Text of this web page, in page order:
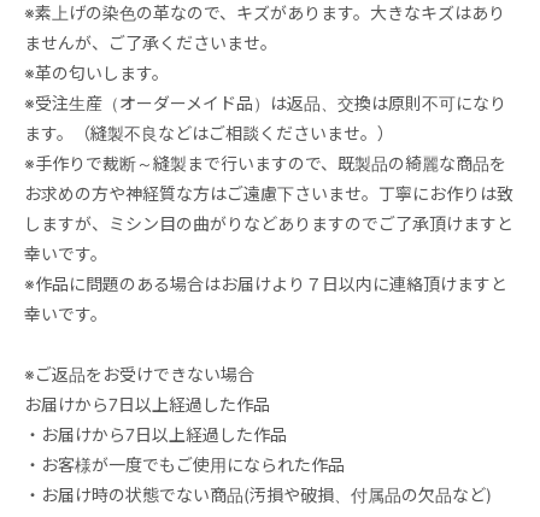
※素上げの染色の革なので、キズがあります。大きなキズはあり
ませんが、ご了承くださいませ。
※革の匂いします。
※受注生産（オーダーメイド品）は返品、交換は原則不可になり
ます。（縫製不良などはご相談くださいませ。）
※手作りで裁断～縫製まで行いますので、既製品の綺麗な商品を
お求めの方や神経質な方はご遠慮下さいませ。丁寧にお作りは致
しますが、ミシン目の曲がりなどありますのでご了承頂けますと
幸いです。
※作品に問題のある場合はお届けより７日以内に連絡頂けますと
幸いです。
※ご返品をお受けできない場合
お届けから7日以上経過した作品
・お届けから7日以上経過した作品
・お客様が一度でもご使用になられた作品
・お届け時の状態でない商品(汚損や破損、付属品の欠品など)